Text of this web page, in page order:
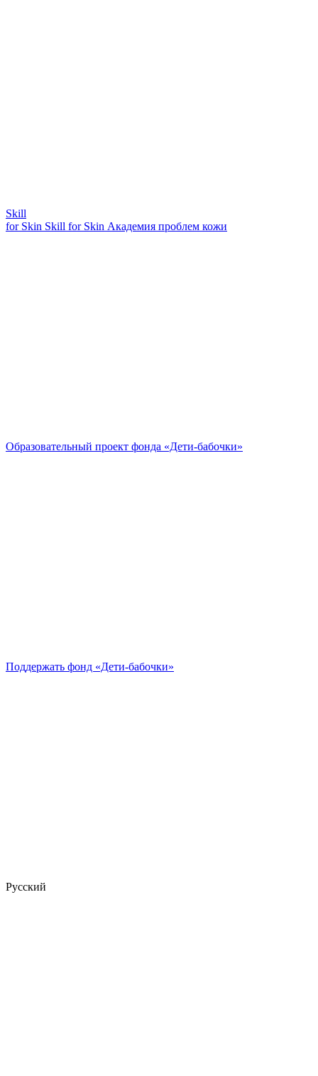
Skill
for Skin Skill for Skin Академия проблем кожи
Образовательный проект фонда «Дети-бабочки»
Поддержать фонд «Дети-бабочки»
Русский